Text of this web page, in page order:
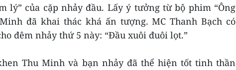
lý” của cặp nhảy đầu. Lấy ý tưởng từ bộ phim “Ông
đã khai thác khá ấn tượng. MC Thanh Bạch có
đêm nhảy thứ 5 này: “Đầu xuôi đuôi lọt.”
Thu Minh và bạn nhảy đã thể hiện tốt tinh thần